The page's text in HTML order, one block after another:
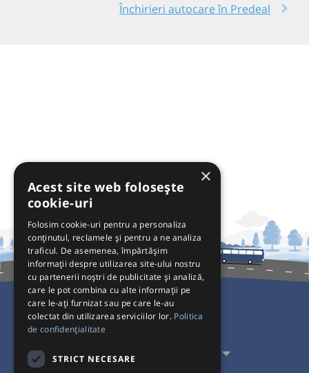
Închirieri autocare în Predeal
Pentru Călători
Pentru Transportatori
×
Acest site web folosește
cookie-uri
Folosim cookie-uri pentru a personaliza
conținutul, reclamele și pentru a ne analiza
traficul. De asemenea, împărtășim
informații despre utilizarea site-ului nostru
cu partenerii noștri de publicitate și analiză,
care le pot combina cu alte informații pe
care le-ați furnizat sau pe care le-au
colectat din utilizarea serviciilor lor. Politica
de confidențialitate
STRICT NECESARE